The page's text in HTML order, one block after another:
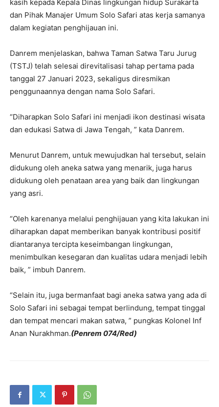
kasih kepada Kepala Dinas lingkungan hidup Surakarta
dan Pihak Manajer Umum Solo Safari atas kerja samanya
dalam kegiatan penghijauan ini.
Danrem menjelaskan, bahwa Taman Satwa Taru Jurug
(TSTJ) telah selesai direvitalisasi tahap pertama pada
tanggal 27 Januari 2023, sekaligus diresmikan
penggunaannya dengan nama Solo Safari.
“Diharapkan Solo Safari ini menjadi ikon destinasi wisata
dan edukasi Satwa di Jawa Tengah, ” kata Danrem.
Menurut Danrem, untuk mewujudkan hal tersebut, selain
didukung oleh aneka satwa yang menarik, juga harus
didukung oleh penataan area yang baik dan lingkungan
yang asri.
“Oleh karenanya melalui penghijauan yang kita lakukan ini
diharapkan dapat memberikan banyak kontribusi positif
diantaranya tercipta keseimbangan lingkungan,
menimbulkan kesegaran dan kualitas udara menjadi lebih
baik, ” imbuh Danrem.
“Selain itu, juga bermanfaat bagi aneka satwa yang ada di
Solo Safari ini sebagai tempat berlindung, tempat tinggal
dan tempat mencari makan satwa, ” pungkas Kolonel Inf
Anan Nurakhman.(Penrem 074/Red)